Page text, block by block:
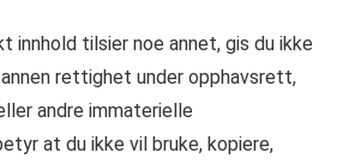
innhold tilsier noe annet, gis du ikke
rettighet under opphavsrett,
andre immaterielle
at du ikke vil bruke, kopiere,